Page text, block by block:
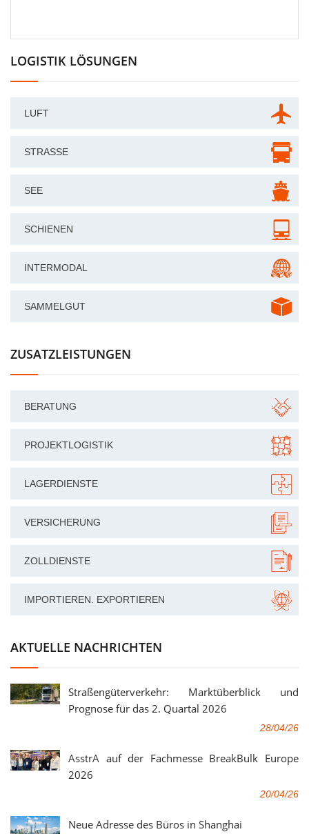
LOGISTIK LÖSUNGEN
LUFT
STRASSE
SEE
SCHIENEN
INTERMODAL
SAMMELGUT
ZUSATZLEISTUNGEN
BERATUNG
PROJEKTLOGISTIK
LAGERDIENSTE
VERSICHERUNG
ZOLLDIENSTE
IMPORTIEREN. EXPORTIEREN
AKTUELLE NACHRICHTEN
Straßengüterverkehr: Marktüberblick und
Prognose für das 2. Quartal 2026
28/04/26
AsstrA auf der Fachmesse BreakBulk Europe
2026
20/04/26
Neue Adresse des Büros in Shanghai